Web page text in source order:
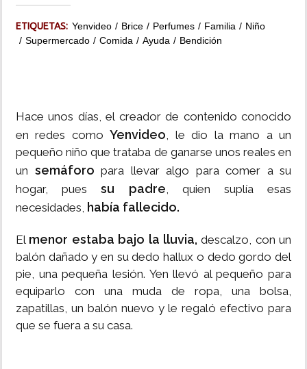
ETIQUETAS: Yenvideo Brice Perfumes Familia
Niño
Supermercado
Comida Ayuda Bendición
Hace unos días, el creador de contenido conocido
en redes comoYenvideo, le dio la mano a un
pequeño niño que trataba de ganarse unos reales en
un semáforo para llevar algo para comer a su
hogar, puessu padre, quien suplía esas
necesidades, había fallecido.
El menor estaba bajo la lluvia,descalzo, con un
balón dañado y en su dedo hallux o dedo gordo del
pie, una pequeña lesión. Yen llevó al pequeño para
equiparlo con una muda de ropa, una bolsa,
zapatillas, un balón nuevo y le regaló efectivo para
que se fuera a su casa.